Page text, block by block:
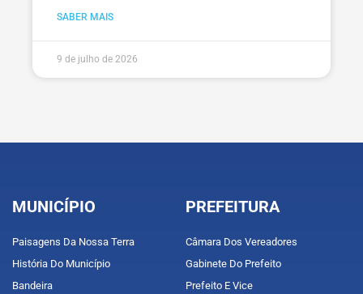
SABER MAIS
9 de julho de 2026
MUNICÍPIO
Paisagens Da Nossa Terra
História Do Município
Bandeira
PREFEITURA
Câmara Dos Vereadores
Gabinete Do Prefeito
Prefeito E Vice